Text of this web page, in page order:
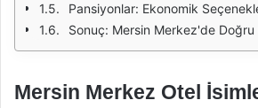
Pansiyonlar: Ekonomik
Sonuç: Mersin Merkez'de
Mersin Merkez Otel